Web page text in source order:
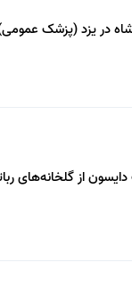
در یزد (پزشک
از گلخانه‌های